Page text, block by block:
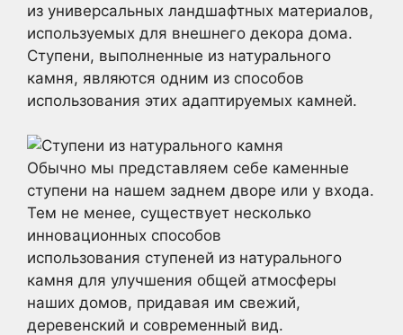
из универсальных ландшафтных материалов,
используемых для внешнего декора дома.
Ступени, выполненные из натурального
камня, являются одним из способов
использования этих адаптируемых камней.
Обычно мы представляем себе каменные
ступени на нашем заднем дворе или у входа.
Тем не менее, существует несколько
инновационных способов
использования ступеней из натурального
камня для улучшения общей атмосферы
наших домов, придавая им свежий,
деревенский и современный вид.